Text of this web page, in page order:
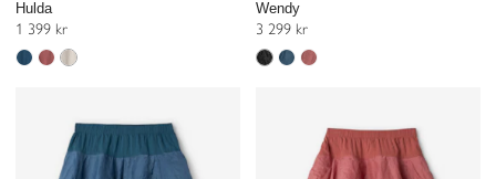
Hulda
1 399 kr
Wendy
3 299 kr